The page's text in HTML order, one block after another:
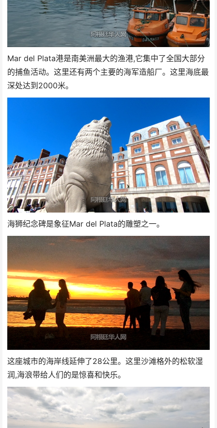
Mar del Plata港是南美洲最大的渔港,它集中了全国大部分
的捕鱼活动。这里还有两个主要的海军造船厂。这里海底最
深处达到2000米。
海狮纪念碑是象征Mar del Plata的雕塑之一。
这座城市的海岸线延伸了28公里。这里沙滩格外的松软湿
润,海浪带给人们的是惊喜和快乐。